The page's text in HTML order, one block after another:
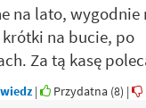
na lato, wygodnie
na bucie, po
Za tą kasę
| Przydatna (8) |